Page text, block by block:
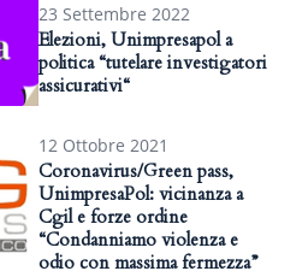
23 Settembre 2022
Elezioni, Unimpresapol a
politica “tutelare investigatori
assicurativi“
12 Ottobre 2021
Coronavirus/Green pass,
UnimpresaPol: vicinanza a
Cgil e forze ordine
“Condanniamo violenza e
odio con massima fermezza”